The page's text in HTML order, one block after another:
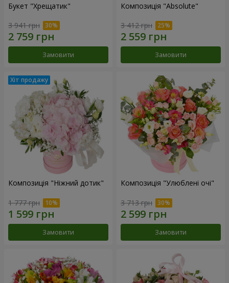
Букет "Хрещатик"
3 941 грн
Замовити
Композиція "Absolute"
3 412 грн
Замовити
Композиція "Ніжний дотик"
1 777 грн
Замовити
Композиція "Улюблені очі"
3 713 грн
Замовити